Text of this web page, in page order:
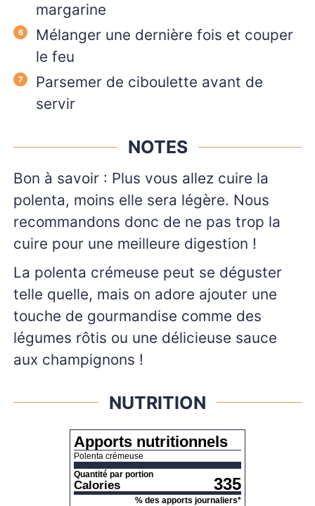
margarine
Mélanger une dernière fois et couper
le feu
Parsemer de ciboulette avant de
servir
NOTES
Bon à savoir : Plus vous allez cuire la
polenta, moins elle sera légère. Nous
recommandons donc de ne pas trop la
cuire pour une meilleure digestion !
La polenta crémeuse peut se déguster
telle quelle, mais on adore ajouter une
touche de gourmandise comme des
légumes rôtis ou une délicieuse sauce
aux champignons !
NUTRITION
Apports nutritionnels
Polenta crémeuse
Quantité par portion
Calories 335
% des apports journaliers*